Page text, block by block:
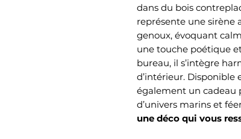
dans du bois
représente une sirène
genoux, évoquant
une touche poétique
bureau, il s’intègre
d’intérieur. Disponible
également un cadeau
d’univers marins et
une déco qui vous